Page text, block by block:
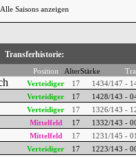
Alle Saisons anzeigen
Transferhistorie:
Position AlterStärke
Verteidiger 17 1434/147 -
Verteidiger 17 1428/143 -
Verteidiger 17 1326/143 -
Mittelfeld 17 1332/143 -
Mittelfeld 17 1231/145 -
Verteidiger 17 1223/143 -